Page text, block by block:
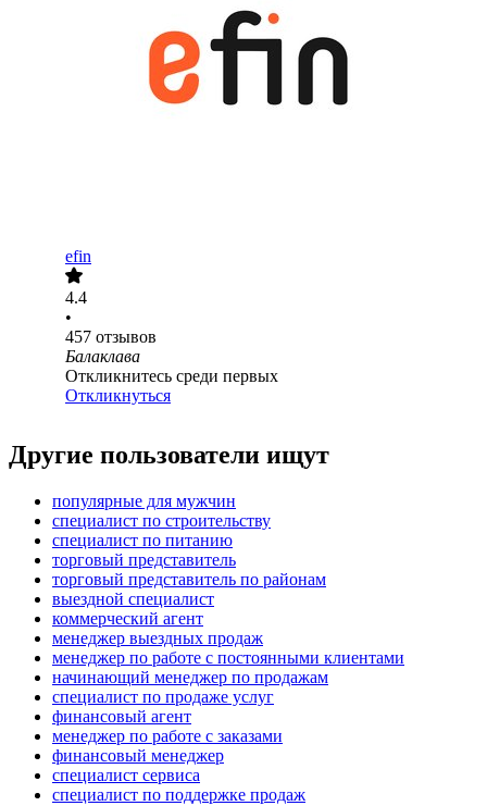
efin
4.4
•
457 отзывов
Балаклава
Откликнитесь среди первых
Откликнуться
Другие пользователи ищут
популярные для мужчин
специалист по строительству
специалист по питанию
торговый представитель
торговый представитель по районам
выездной специалист
коммерческий агент
менеджер выездных продаж
менеджер по работе с постоянными клиентами
начинающий менеджер по продажам
специалист по продаже услуг
финансовый агент
менеджер по работе с заказами
финансовый менеджер
специалист сервиса
специалист по поддержке продаж